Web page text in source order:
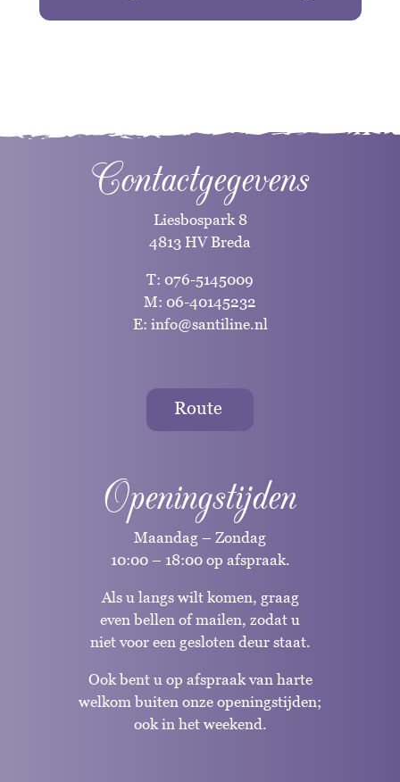
Contactgegevens
Liesbospark 8
4813 HV Breda
T: 076-5145009
M: 06-40145232
E: info@santiline.nl
Route
Openingstijden
Maandag – Zondag
10:00 – 18:00 op afspraak.
Als u langs wilt komen, graag
even bellen of mailen, zodat u
niet voor een gesloten deur staat.
Ook bent u op afspraak van harte
welkom buiten onze openingstijden;
ook in het weekend.